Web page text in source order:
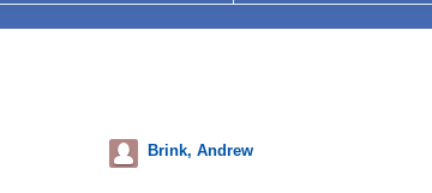
Brink, Andrew